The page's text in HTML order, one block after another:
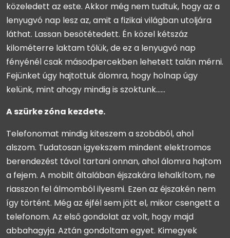
közeledett az este. Akkor még nem tudtuk, hogy az a
lenyugvó nap lesz az, amit a fizikai világban utoljára
láthat. Lassan besötétedett. Én közel kétszáz
kilométerre laktam tőlük, de ez a lenyugvó nap
fényénél csak másodpercekben lehetett talán mérni.
Fejünket úgy hajtottuk álomra, hogy holnap úgy
kelünk, mint ahogy mindig is szoktunk……
A szürke zóna kezdete.
Telefonomat mindig kiteszem a szobából, ahol
alszom. Tudatosan igyekszem mindent elektromos
berendezést távol tartani onnan, ahol álomra hajtom
a fejem. A mobilt általában éjszakára lehalkítom, ne
riasszon fel álmomból ilyesmi. Ezen az éjszakén nem
így történt. Még az éjfél sem jött el, mikor csengett a
telefonom. Az első gondolat az volt, hogy majd
abbahagyja. Aztán gondoltam egyet. Kimegyek